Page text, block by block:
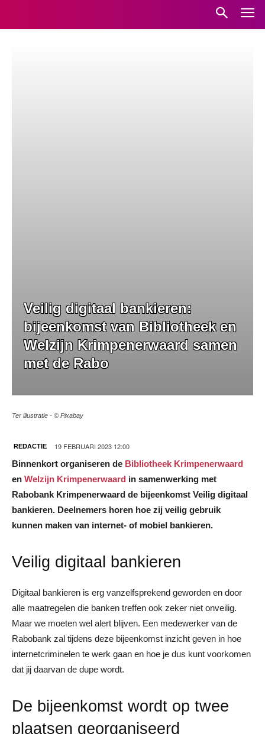
Veilig digitaal bankieren:
bijeenkomst van Bibliotheek en
Welzijn Krimpenerwaard samen
met de Rabo
Ter illustratie - © Pixabay
REDACTIE 19 FEBRUARI 2023 12:00
Binnenkort organiseren de Bibliotheek Krimpenerwaard
en Welzijn Krimpenerwaard in samenwerking met
Rabobank Krimpenerwaard de bijeenkomst Veilig digitaal
bankieren. Deelnemers horen hoe zij veilig gebruik
kunnen maken van internet- of mobiel bankieren.
Veilig digitaal bankieren
Digitaal bankieren is erg vanzelfsprekend geworden en door
alle maatregelen die banken treffen ook zeker niet onveilig.
Maar we moeten wel alert blijven. Een medewerker van de
Rabobank zal tijdens deze bijeenkomst inzicht geven in hoe
internetcriminelen te werk gaan en hoe je dus kunt voorkomen
dat jij daarvan de dupe wordt.
De bijeenkomst wordt op twee
plaatsen georganiseerd